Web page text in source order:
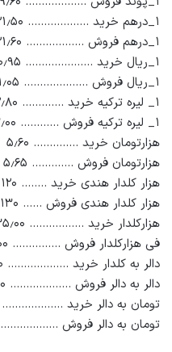
۱_درهم خرید ………………. ۲۱٫۵۰
۱_درهم فروش ……………… ۲۱٫۶۰
۱_ریال خرید ………………… ۲۰٫۹۵
۱_ریال فروش ……………….. ۲۱٫۰۵
۱_ لیره ترکیه خرید …………. ۱۲٫۸۰
۱_ لیره ترکیه فروش ………… ۱۳٫۰۰
هزارتومان خرید ………….. ۵٫۶۰
هزارتومان فروش …………. ۵٫۶۵
هزار کلدار هندی خرید …….. ۱۱۲۰
هزار کلدار هندی فروش …… ۱۱۳۰
هزارکلدار خرید …………….. ۵۳۵٫۰۰
فی هزارکلدار فروش …………… ۵۳۶٫۰۰
دالر به کلدار خرید ………………. ۱۴۷٫۸۰
دالر به دالر فروش ………………. ۱۴۷٫۹۰
تومان به دالر خرید ………………. ۱۴۰۰۰
تومان به دالر فروش ……………… ۱۳۹۰۰